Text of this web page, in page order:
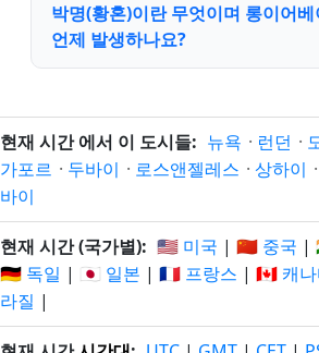
박명(황혼)이란 무엇이며 롱이어
언제 발생하나요?
현재 시간 에서 이 도시들: 뉴욕 · 런던 ·
가포르 · 두바이 · 로스앤젤레스 · 상하이 ·
바이
현재 시간 (국가별): 🇺🇸 미국 | 🇨🇳 중국 |
🇩🇪 독일 | 🇯🇵 일본 | 🇫🇷 프랑스 | 🇨🇦 캐
라질 |